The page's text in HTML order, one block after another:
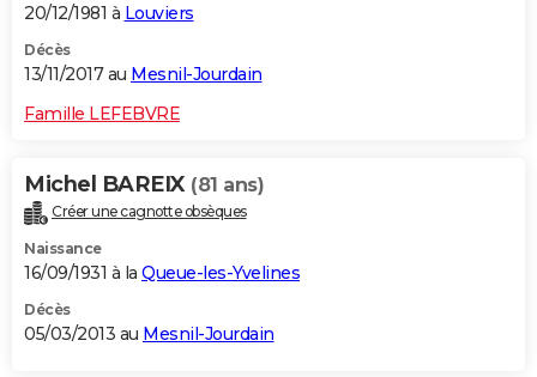
20/12/1981 à Louviers
Décès
13/11/2017 au Mesnil-Jourdain
Famille LEFEBVRE
Michel BAREIX (81 ans)
Créer une cagnotte obsèques
Naissance
16/09/1931 à la Queue-les-Yvelines
Décès
05/03/2013 au Mesnil-Jourdain